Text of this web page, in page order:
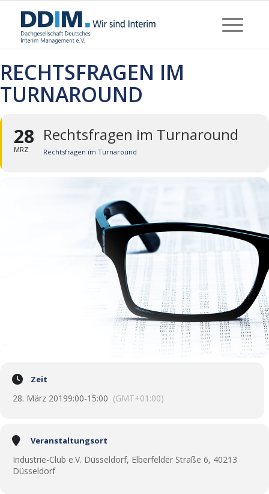
RECHTSFRAGEN IM
TURNAROUND
28
MRZ
Rechtsfragen im Turnaround
Rechtsfragen im Turnaround
Zeit
28. März 20199:00-15:00 (GMT+01:00)
Veranstaltungsort
Industrie-Club e.V. Düsseldorf, Elberfelder Straße 6, 40213
Düsseldorf